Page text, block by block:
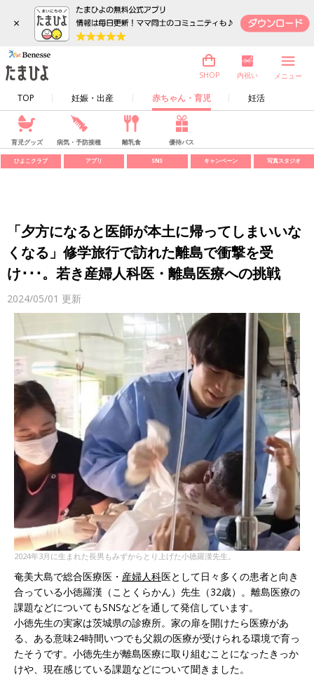
×
TOP 妊娠・出産 赤ちゃん・育児 妊活
SHOP 内祝い メニュー
育児グッズ 病気・予防接種 離乳食 優待パス
ひよこクラブ アプリ SNS キャンペーン 写真スタジオ
「夕方になると医師が本土に帰ってしまいいな
くなる」修学旅行で訪れた離島で衝撃を受
け･･･。若き産婦人科医・離島医療への挑戦
2024/05/01 更新
2024年3月に生まれた長男もみずからとり上げた小徳羅漢先生。
奄美大島で総合医療医・ 産婦人科医として日々多くの患者と向き
合っている小徳羅漢（ことくらかん）先生（32歳）。離島医療の
課題などについてもSNSなどを通して発信しています。
小徳先生の実家は茨城県の診療所。家の扉を開けたら医療があ
る、ある意味24時間いつでも父親の医療が受けられる環境で育っ
たそうです。小徳先生が離島医療に取り組むことになったきっか
けや、現在感じている課題などについて聞きました。